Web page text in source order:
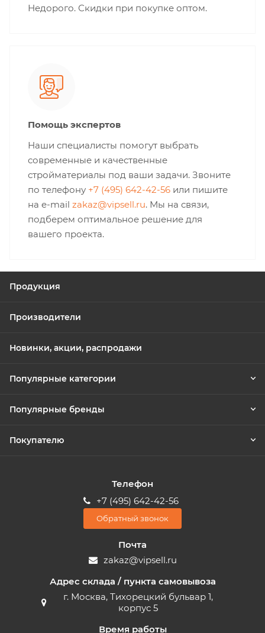
Недорого. Скидки при покупке оптом.
Помощь экспертов
Наши специалисты помогут выбрать
современные и качественные
стройматериалы под ваши задачи. Звоните
по телефону +7 (495) 642-42-56 или пишите
на e-mail zakaz@vipsell.ru. Мы на связи,
подберем оптимальное решение для
вашего проекта.
Продукция
Производители
Новинки, акции, распродажи
Популярные категории
Популярные бренды
Покупателю
Телефон
+7 (495) 642-42-56
Обратный звонок
Почта
zakaz@vipsell.ru
Адрес склада / пункта самовывоза
г. Москва, Тихорецкий бульвар 1,
корпус 5
Время работы